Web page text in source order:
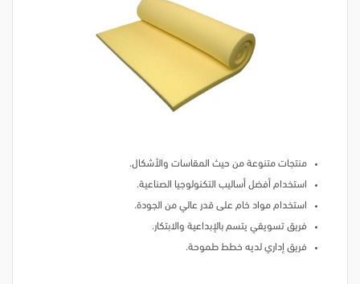
منتجات متنوعة من حيث المقاسات والأشكال.
استخدام أفضل أساليب التكنولوجيا الصناعية.
استخدام مواد خام على قدر عالي من الجودة.
فريق تسويقي يتسم بالإبداعية والابتكار.
فريق إداري لديه خطط طموحة.